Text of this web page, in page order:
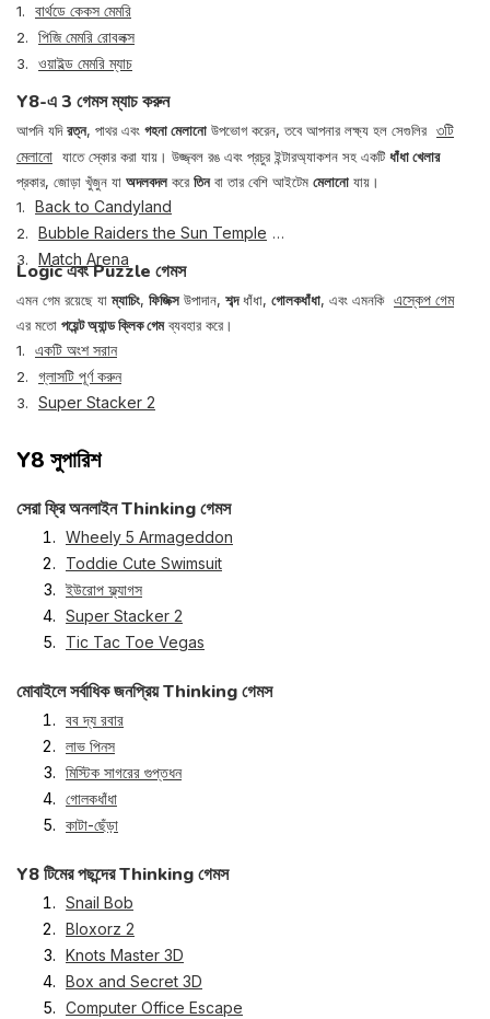
1.
বার্থডে কেকস মেমরি
2. পিজি মেমরি রোবলক্স
3. ওয়াইল্ড মেমরি ম্যাচ
Y8-এ 3 গেমস ম্যাচ করুন
আপনি যদিরত্ন, পাথর এবং গহনা মেলানো উপভোগ করেন, তবে আপনার লক্ষ্য হল সেগুলির ৩টি
মেলানো যাতে স্কোর করা যায়। উজ্জ্বল রঙ এবং প্রচুর ইন্টারঅ্যাকশন সহ একটি ধাঁধা খেলার
প্রকার, জোড়া খুঁজুন যা অদলবদল করে তিনবা তার বেশি আইটেম মেলানো যায়।
1.
Back to Candyland
2. Bubble Raiders the Sun Temple
3. Match Arena
Logic এবং Puzzle গেমস
এমন গেম রয়েছে যাম্যাচিং, ফিজিক্স উপাদান, শব্দধাঁধা, গোলকধাঁধা, এবং এমনকি এস্কেপ গেম
এর মতো পয়েন্ট অ্যান্ড ক্লিক গেমব্যবহার করে।
1.
একটি অংশ সরান
2. গ্লাসটি পূর্ণ করুন
3. Super Stacker 2
Y8 সুপারিশ
সেরা ফ্রি অনলাইন Thinking গেমস
Wheely 5 Armageddon
Toddie Cute Swimsuit
ইউরোপ ফ্ল্যাগস
Super Stacker 2
Tic Tac Toe Vegas
মোবাইলে সর্বাধিক জনপ্রিয় Thinking গেমস
বব দ্য রবার
লাভ পিনস
মিস্টিক সাগরের গুপ্তধন
গোলকধাঁধা
কাটা-ছেঁড়া
Y8 টিমের পছন্দের Thinking গেমস
Snail Bob
Bloxorz 2
Knots Master 3D
Box and Secret 3D
Computer Office Escape